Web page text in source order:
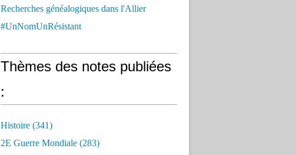
Recherches généalogiques dans l'Allier
#UnNomUnRésistant
Thèmes des notes publiées
:
Histoire (341)
2E Guerre Mondiale (283)